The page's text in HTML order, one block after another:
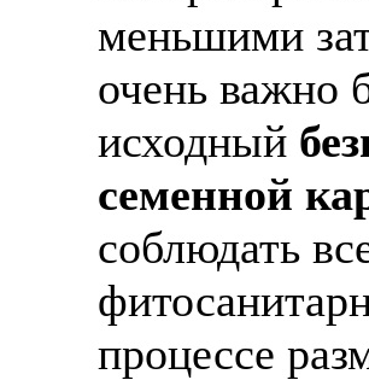
меньшими
очень важно
исходный
семенной
соблюдать
процессе